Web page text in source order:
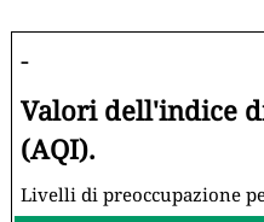
-
Valori dell'indice
(AQI).
Livelli di preoccupazione